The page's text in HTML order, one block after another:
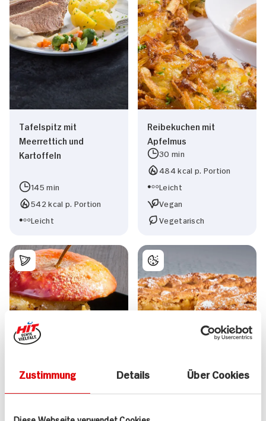
Zustimmung Details Über Cookies
Tafelspitz mit
Meerrettich und
Kartoffeln
145 min
542 kcal p. Portion
Leicht
Reibekuchen mit
Apfelmus
30 min
484 kcal p. Portion
Leicht
Vegan
Vegetarisch